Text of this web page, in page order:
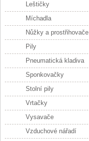
Leštičky
Míchadla
Nůžky a prostřihovače
Pily
Pneumatická kladiva
Sponkovačky
Stolní pily
Vrtačky
Vysavače
Vzduchové nářadí